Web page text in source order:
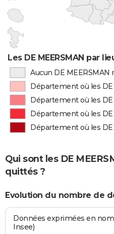
Les DE MEERSMAN par
Aucun DE
Département où les
Département où les
Département où les
Département où les
Qui sont les DE
quittés ?
Evolution du nombre de
Données exprimées en
Insee)